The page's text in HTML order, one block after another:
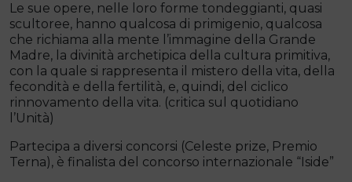
Le sue opere, nelle loro forme tondeggianti, quasi
scultoree, hanno qualcosa di primigenio, qualcosa
che richiama alla mente l’immagine della Grande
Madre, la divinità archetipica della cultura primitiva,
con la quale si rappresenta il mistero della vita, della
fecondità e della fertilità, e, quindi, del ciclico
rinnovamento della vita. (critica sul quotidiano
l’Unità)
Partecipa a diversi concorsi (Celeste prize, Premio
Terna), è finalista del concorso internazionale “Iside”